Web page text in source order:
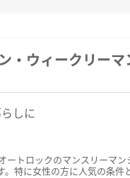
・ウィークリー
しに
トロックのマンスリーマ
特に女性の方に人気の条件